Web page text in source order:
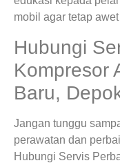
mobil agar tetap
Hubungi
Kompresor
Baru,
Jangan tunggu
perawatan dan
Hubungi Servis